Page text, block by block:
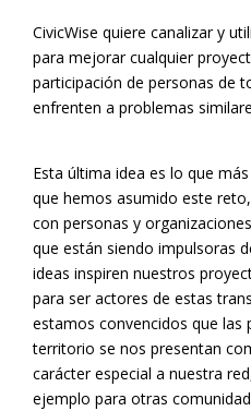
CivicWise quiere canalizar y
para mejorar cualquier
participación de personas de
enfrenten a problemas
Esta última idea es lo que
que hemos asumido este
con personas y
que están siendo impulsoras
ideas inspiren nuestros
para ser actores de estas
estamos convencidos que las
territorio se nos presentan
carácter especial a nuestra
ejemplo para otras